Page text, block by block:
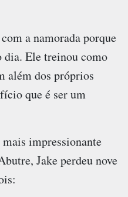
a namorada porque
dia. Ele treinou como
além dos próprios
que é ser um
impressionante
Jake perdeu nove